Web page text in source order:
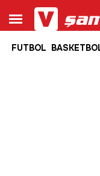
FUTBOL